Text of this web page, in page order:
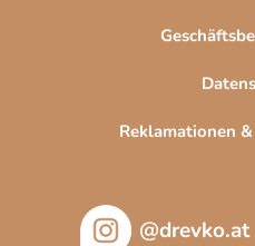
Reklamationen
@drevko.at